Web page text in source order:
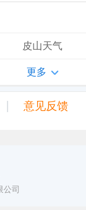
皮山天气
更多
| 意见反馈
公司